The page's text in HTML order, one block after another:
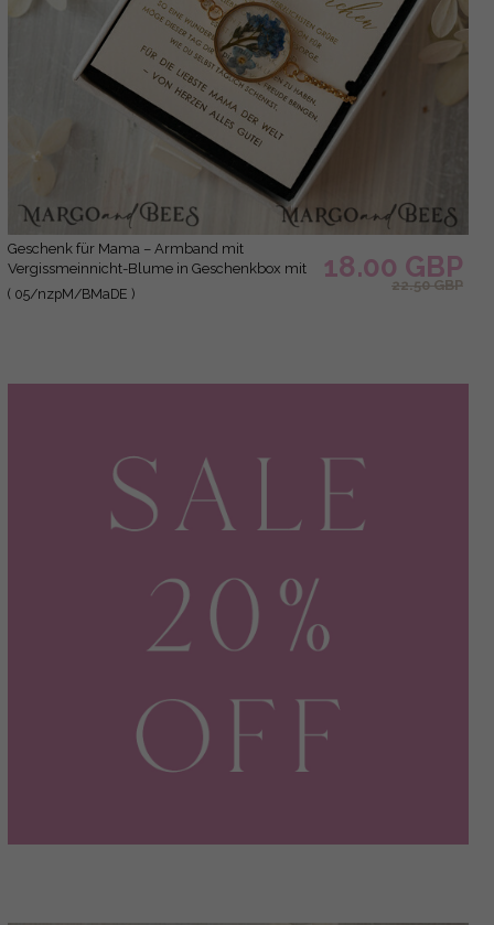
Geschenk für Mama – Armband mit
Vergissmeinnicht-Blume in Geschenkbox mit
Widmung
( 05/nzpM/BMaDE )
18.00 GBP
22.50 GBP